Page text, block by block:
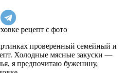
проверенный семейный и
Холодные мясные закуски —
я предпочитаю буженину,